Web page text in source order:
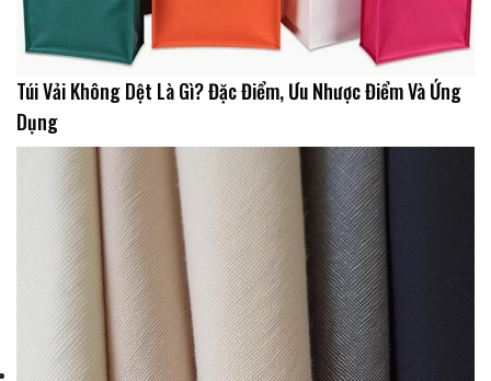
Túi Vải Không Dệt Là Gì? Đặc Điểm, Ưu Nhược Điểm Và Ứng
Dụng